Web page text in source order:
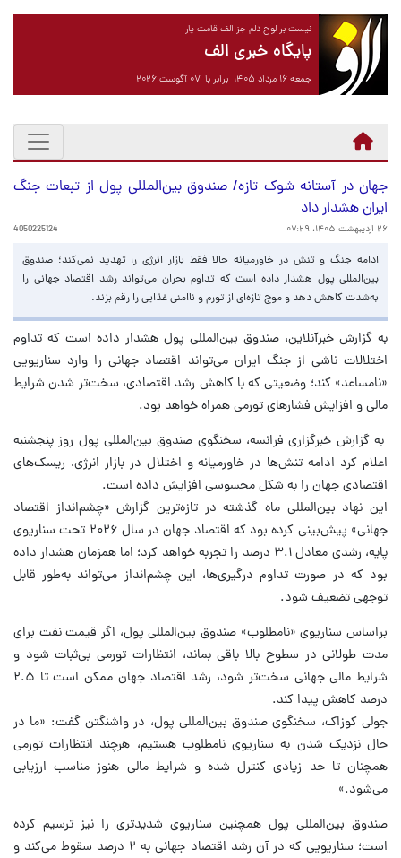
نیست بر لوح دلم جز الف قامت یار
پایگاه خبری الف
جمعه ۱۶ مرداد ۱۴۰۵ برابر با ۰۷ آگوست ۲۰۲۶
جهان در آستانه شوک تازه/ صندوق بین‌المللی پول از تبعات جنگ
ایران هشدار داد
۲۶ اردیبهشت ۱۴۰۵، ۰۷:۲۹ 4050225124
ادامه جنگ و تنش در خاورمیانه حالا فقط بازار انرژی را تهدید نمی‌کند؛ صندوق
بین‌المللی پول هشدار داده است که تداوم بحران می‌تواند رشد اقتصاد جهانی را
به‌شدت کاهش دهد و موج تازه‌ای از تورم و ناامنی غذایی را رقم بزند.
به گزارش خبرآنلاین، صندوق بین‌المللی پول هشدار داده است که تداوم
اختلالات ناشی از جنگ ایران می‌تواند اقتصاد جهانی را وارد سناریویی
«نامساعد» کند؛ وضعیتی که با کاهش رشد اقتصادی، سخت‌تر شدن شرایط
مالی و افزایش فشارهای تورمی همراه خواهد بود.
به گزارش خبرگزاری فرانسه، سخنگوی صندوق بین‌المللی پول روز پنجشنبه
اعلام کرد ادامه تنش‌ها در خاورمیانه و اختلال در بازار انرژی، ریسک‌های
اقتصادی جهان را به شکل محسوسی افزایش داده است.
این نهاد بین‌المللی ماه گذشته در تازه‌ترین گزارش «چشم‌انداز اقتصاد
جهانی» پیش‌بینی کرده بود که اقتصاد جهان در سال ۲۰۲۶ تحت سناریوی
پایه، رشدی معادل ۳.۱ درصد را تجربه خواهد کرد؛ اما همزمان هشدار داده
بود که در صورت تداوم درگیری‌ها، این چشم‌انداز می‌تواند به‌طور قابل
توجهی تضعیف شود.
براساس سناریوی «نامطلوب» صندوق بین‌المللی پول، اگر قیمت نفت برای
مدت طولانی در سطوح بالا باقی بماند، انتظارات تورمی بی‌ثبات شود و
شرایط مالی جهانی سخت‌تر شود، رشد اقتصاد جهان ممکن است تا ۲.۵
درصد کاهش پیدا کند.
جولی کوزاک، سخنگوی صندوق بین‌المللی پول، در واشنگتن گفت: «ما در
حال نزدیک شدن به سناریوی نامطلوب هستیم، هرچند انتظارات تورمی
همچنان تا حد زیادی کنترل شده و شرایط مالی هنوز مناسب ارزیابی
می‌شود.»
صندوق بین‌المللی پول همچنین سناریوی شدیدتری را نیز ترسیم کرده
است؛ سناریویی که در آن رشد اقتصاد جهانی به ۲ درصد سقوط می‌کند و